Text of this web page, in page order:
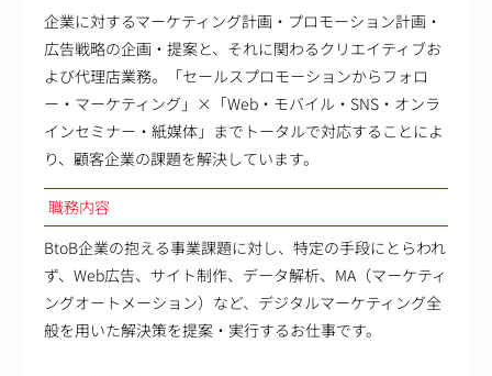
企業に対するマーケティング計画・プロモーション計画・
広告戦略の企画・提案と、それに関わるクリエイティブお
よび代理店業務。「セールスプロモーションからフォロ
ー・マーケティング」×「Web・モバイル・SNS・オンラ
インセミナー・紙媒体」までトータルで対応することによ
り、顧客企業の課題を解決しています。
職務内容
BtoB企業の抱える事業課題に対し、特定の手段にとらわれ
ず、Web広告、サイト制作、データ解析、MA（マーケティ
ングオートメーション）など、デジタルマーケティング全
般を用いた解決策を提案・実行するお仕事です。